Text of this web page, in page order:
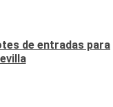
de entradas para